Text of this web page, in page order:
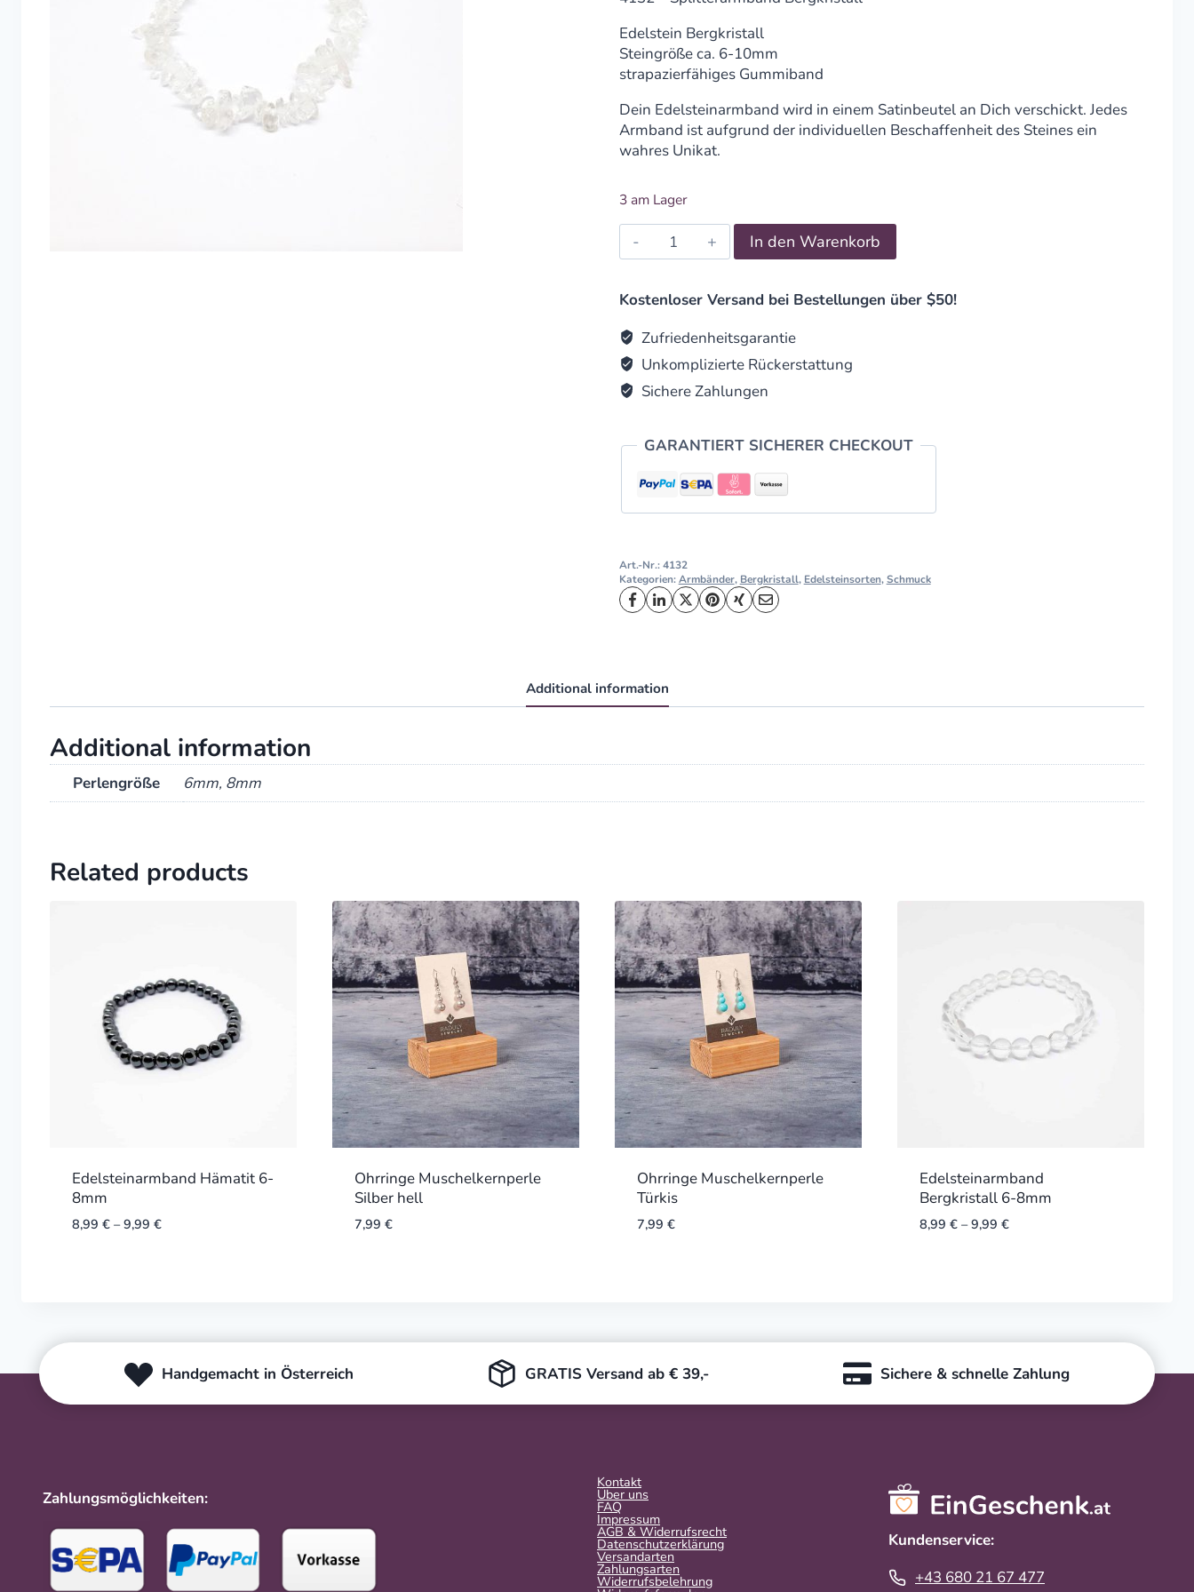
Edelstein Bergkristall
Steingröße ca. 6-10mm
strapazierfähiges Gummiband
Dein Edelsteinarmband wird in einem Satinbeutel an Dich verschickt. Jedes
Armband ist aufgrund der individuellen Beschaffenheit des Steines ein
wahres Unikat.
3 am Lager
Splitterarmband
Bergkristall
In den Warenkorb
Kostenloser Versand bei Bestellungen über $50!
Zufriedenheitsgarantie
Unkomplizierte Rückerstattung
Sichere Zahlungen
GARANTIERT SICHERER CHECKOUT
Art.-Nr.:4132
Kategorien:Armbänder, Bergkristall, Edelsteinsorten,Schmuck
Additional information
Additional information
Perlengröße 6mm, 8mm
Related products
Edelsteinarmband Hämatit 6-
8mm
8,99 €–9,99 €
Ohrringe Muschelkernperle
Silber hell
7,99 €
Ohrringe Muschelkernperle
Türkis
7,99 €
Edelsteinarmband
Bergkristall 6-8mm
8,99 €–9,99 €
Handgemacht in Österreich GRATIS Versand ab € 39,- Sichere & schnelle Zahlung
Zahlungsmöglichkeiten:
Kontakt
Über uns
FAQ
Impressum
AGB & Widerrufsrecht
Datenschutzerklärung
Versandarten
Zahlungsarten
Widerrufsbelehrung
Kundenservice:
+43 680 21 67 477